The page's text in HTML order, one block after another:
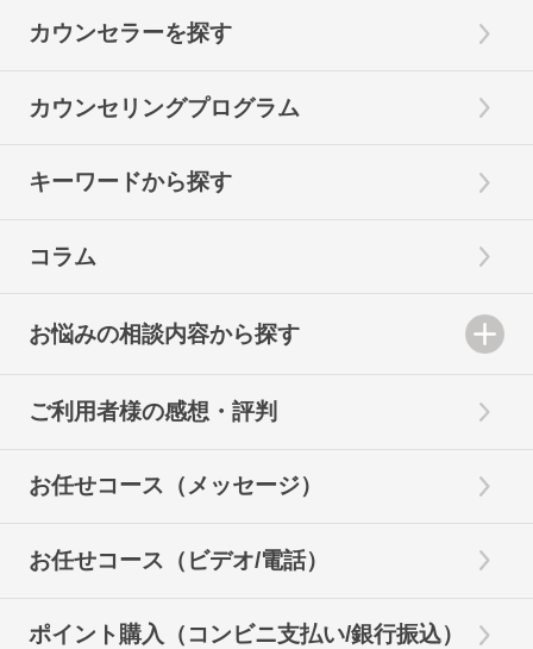
カウンセラーを探す
カウンセリングプログラム
キーワードから探す
コラム
お悩みの相談内容から探す
ご利用者様の感想・評判
お任せコース（メッセージ）
お任せコース（ビデオ/電話）
ポイント購入（コンビニ支払い/銀行振込）